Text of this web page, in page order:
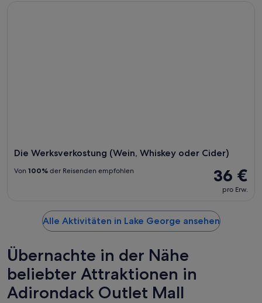
Die Werksverkostung (Wein, Whiskey oder Cider)
36 €
pro Erw.
Von 100% der Reisenden empfohlen
Alle Aktivitäten in Lake George ansehen
Übernachte in der Nähe
beliebter Attraktionen in
Adirondack Outlet Mall